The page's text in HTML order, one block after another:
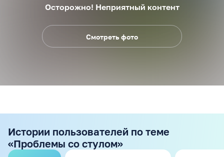
Осторожно! Неприятный контент
Смотреть фото
Истории пользователей по теме
«Проблемы со стулом»